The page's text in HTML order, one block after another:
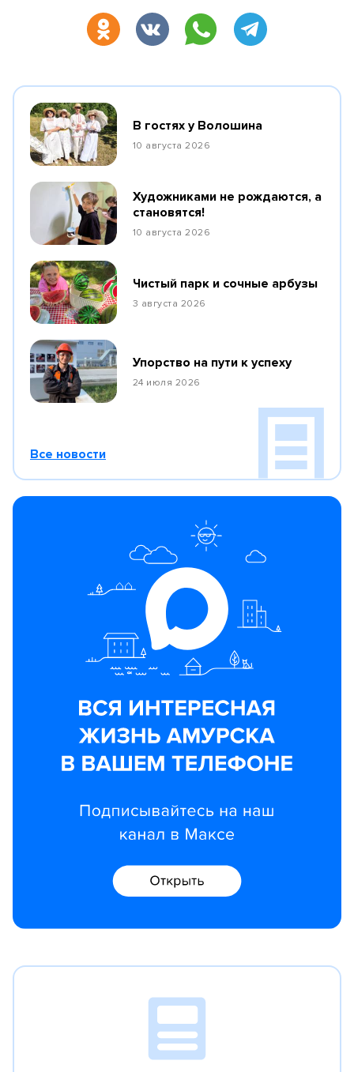
В гостях у Волошина
10 августа 2026
Художниками не рождаются, а
становятся!
10 августа 2026
Чистый парк и сочные арбузы
3 августа 2026
Упорство на пути к успеху
24 июля 2026
Все новости